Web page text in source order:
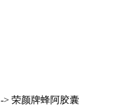
-> 荣颜牌蜂阿胶囊